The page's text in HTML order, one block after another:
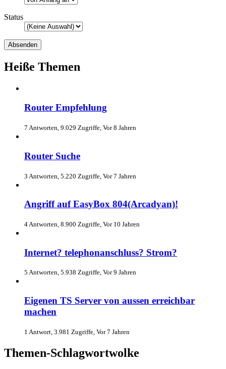
Status
Heiße Themen
Router Empfehlung
7 Antworten, 9.029 Zugriffe, Vor 8 Jahren
Router Suche
3 Antworten, 5.220 Zugriffe, Vor 7 Jahren
Angriff auf EasyBox 804(Arcadyan)!
4 Antworten, 8.900 Zugriffe, Vor 10 Jahren
Internet? telephonanschluss? Strom?
5 Antworten, 5.938 Zugriffe, Vor 9 Jahren
Eigenen TS Server von aussen erreichbar
machen
1 Antwort, 3.981 Zugriffe, Vor 7 Jahren
Themen-Schlagwortwolke